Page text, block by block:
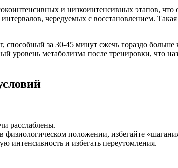
и низкоинтенсивных этапов,
чередуемых с восстановлением.
за 30-45 минут сжечь гораздо больше
уровень метаболизма после тренировки, что
расслаблены.
физиологическом положении, избегайте
интенсивность и избегать переутомления.